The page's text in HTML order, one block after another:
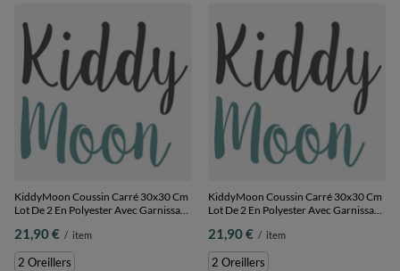
KiddyMoon Coussin Carré 30x30 Cm
Lot De 2 En Polyester Avec Garnissage
Canapé Fauteuil Ou Lit Facile À
Entretenir Doux Et Durable, gris clair,
2 Oreillers
21,90 € / item
2 Oreillers
KiddyMoon Coussin Carré 30x30 Cm
Lot De 2 En Polyester Avec Garnissage
Canapé Fauteuil Ou Lit Facile À
Entretenir Doux Et Durable, vert, 2
Oreillers
21,90 € / item
2 Oreillers